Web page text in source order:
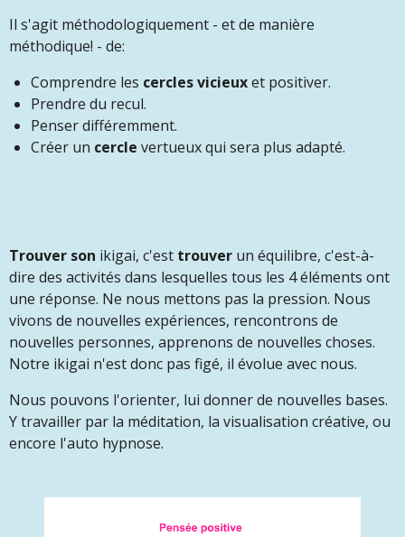
Il s'agit méthodologiquement - et de manière
méthodique! - de:
Comprendre les cercles vicieuxet positiver.
Prendre du recul.
Penser différemment.
Créer un cercle vertueux qui sera plus adapté.
Trouver son ikigai, c'est trouver un équilibre, c'est-à-
dire des activités dans lesquelles tous les 4 éléments ont
une réponse. Ne nous mettons pas la pression. Nous
vivons de nouvelles expériences, rencontrons de
nouvelles personnes, apprenons de nouvelles choses.
Notre ikigai n'est donc pas figé, il évolue avec nous.
Nous pouvons l'orienter, lui donner de nouvelles bases.
Y travailler par la méditation, la visualisation créative, ou
encore l'auto hypnose.